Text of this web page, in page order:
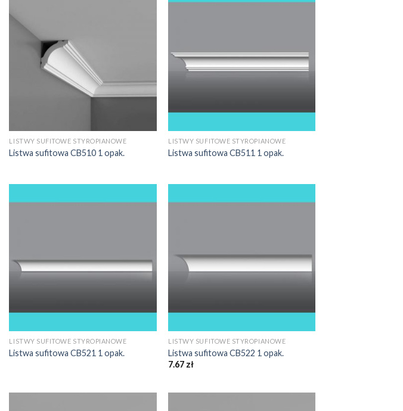
LISTWY SUFITOWE STYROPIANOWE
Listwa sufitowa CB510 1 opak.
LISTWY SUFITOWE STYROPIANOWE
Listwa sufitowa CB511 1 opak.
LISTWY SUFITOWE STYROPIANOWE
Listwa sufitowa CB521 1 opak.
LISTWY SUFITOWE STYROPIANOWE
Listwa sufitowa CB522 1 opak.
7.67 zł